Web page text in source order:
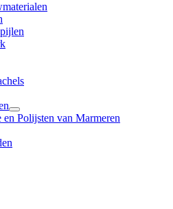
en Polijsten van Marmeren